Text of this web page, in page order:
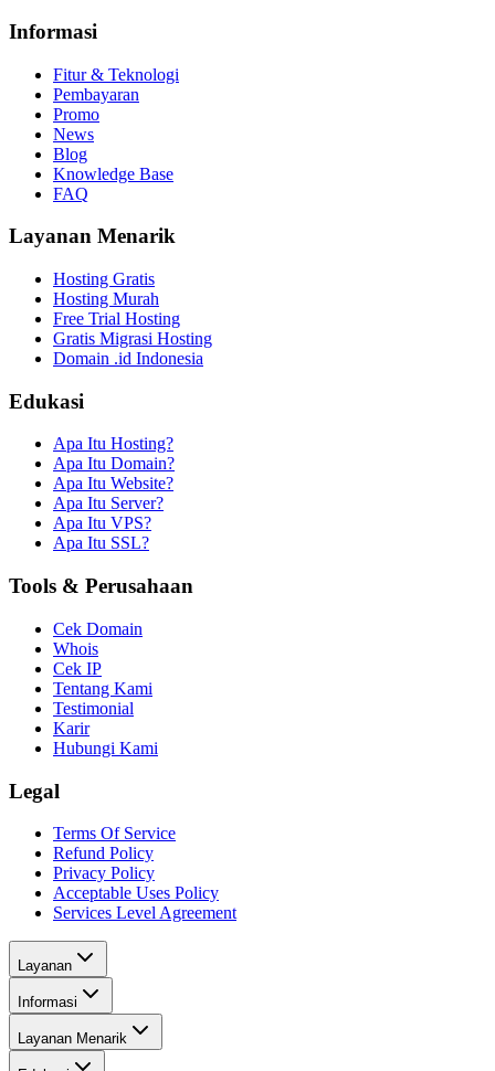
Informasi
Fitur & Teknologi
Pembayaran
Promo
News
Blog
Knowledge Base
FAQ
Layanan Menarik
Hosting Gratis
Hosting Murah
Free Trial Hosting
Gratis Migrasi Hosting
Domain .id Indonesia
Edukasi
Apa Itu Hosting?
Apa Itu Domain?
Apa Itu Website?
Apa Itu Server?
Apa Itu VPS?
Apa Itu SSL?
Tools & Perusahaan
Cek Domain
Whois
Cek IP
Tentang Kami
Testimonial
Karir
Hubungi Kami
Legal
Terms Of Service
Refund Policy
Privacy Policy
Acceptable Uses Policy
Services Level Agreement
Layanan
Informasi
Layanan Menarik